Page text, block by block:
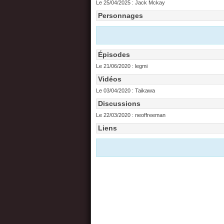
Le 25/04/2025 : Jack Mckay
Personnages
Épisodes
Le 21/06/2020 : legmi
Vidéos
Le 03/04/2020 : Taikawa
Discussions
Le 22/03/2020 : neoffreeman
Liens